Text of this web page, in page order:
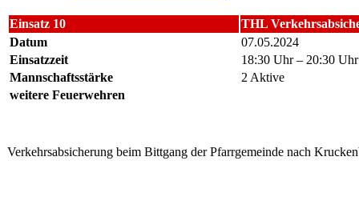
Einsatz 10
THL
Datum
07.05.2024
Einsatzzeit
18:30 Uhr – 20:30 Uhr
Mannschaftsstärke
2 Aktive
weitere Feuerwehren
Verkehrsabsicherung beim Bittgang der Pfarrgemeinde nach